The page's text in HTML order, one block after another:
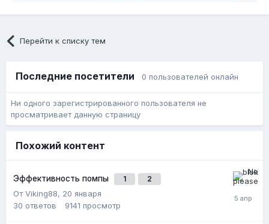
Перейти к списку тем
Последние посетители 0 пользователей онлайн
Ни одного зарегистрированного пользователя не
просматривает данную страницу
Похожий контент
Эффективность помпы 1 2
От Viking88, 20 января
30 ответов 9141 просмотр